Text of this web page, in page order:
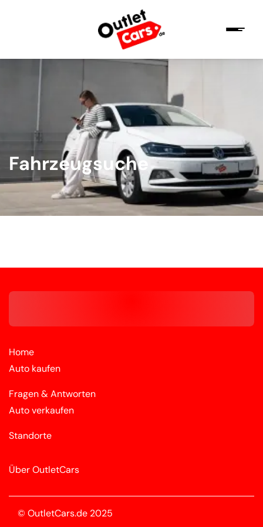
Fahrzeugsuche
Home
Auto kaufen
Fragen & Antworten
Auto verkaufen
Standorte
Über OutletCars
© OutletCars.de 2025